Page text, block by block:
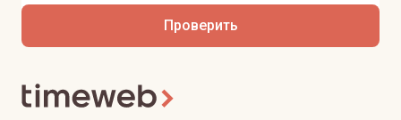
Проверить